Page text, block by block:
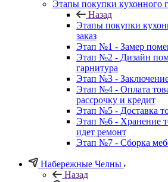
Этапы покупки кухонного
Назад
Этапы покупки
заказ
Этап №1 - Замер
Этап №2 - Дизайн
гарнитура
Этап №3 -
Этап №4 - Оплата
рассрочку и кредит
Этап №5 - Доставка
Этап №6 - Хранение
идет ремонт
Этап №7 - Сборка
Набережные Челны
Назад